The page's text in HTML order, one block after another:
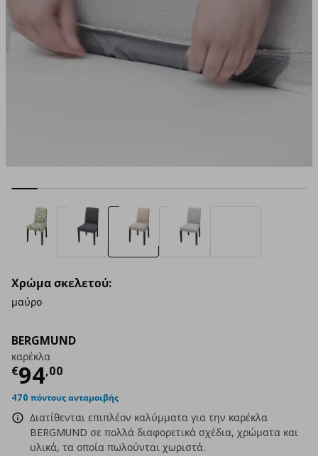
BERGMUND
καρέκλα
€94,00
Τρέχουσα τιμή
470 πόντους ανταμοιβής
Διατίθενται επιπλέον καλύμματα για την καρέκλα
BERGMUND σε πολλά διαφορετικά σχέδια, χρώματα και
υλικά, τα οποία πωλούνται χωριστά.
Χρώμα σκελετού:
μαύρο